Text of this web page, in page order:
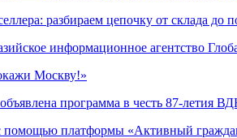
разбираем цепочку от склада до
информационное агентство
Москву!»
программа в честь 87-летия
платформы «Активный